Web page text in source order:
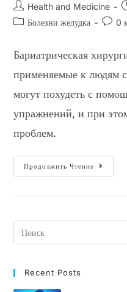
Автор
записи:
Health and Medicine
РубрикаБолезни желудка 0
Бариатрическая
применяемые к людям
могут похудеть с
упражнений, и при
проблем.
Продолжить Чтение
Recent Posts